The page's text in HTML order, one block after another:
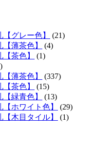
グレー色】
(21)
薄茶色】
(4)
茶色】
(1)
薄茶色】
(337)
茶色】
(15)
緑青色】
(13)
ホワイト色】
(29)
木目タイル】
(1)